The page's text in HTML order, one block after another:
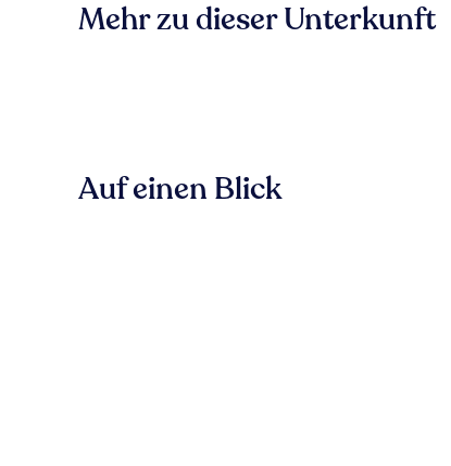
Mehr zu dieser Unterkunft
Auf einen Blick